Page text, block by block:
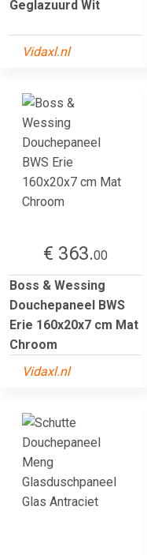
Geglazuurd Wit
Vidaxl.nl
€ 363.00
Boss & Wessing
Douchepaneel BWS
Erie 160x20x7 cm Mat
Chroom
Vidaxl.nl